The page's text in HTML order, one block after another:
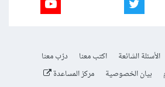
الأسئلة الشائعة اكتب معنا
درّب معنا
بيان الخصوصية مركز المساعدة